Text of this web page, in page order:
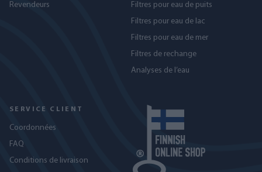
Revendeurs
Filtres pour eau de puits
Filtres pour eau de lac
Filtres pour eau de mer
Filtres de rechange
Analyses de l’eau
SERVICE CLIENT
Coordonnées
FAQ
Conditions de livraison